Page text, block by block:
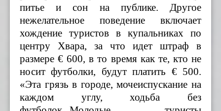
питье и сон на публике. Другое
нежелательное поведение включает
хождение туристов в купальниках по
центру Хвара, за что идет штраф в
размере € 600, в то время как те, кто не
носит футболки, будут платить € 500.
«Эта грязь в городе, мочеиспускание на
каждом углу, ходьба без